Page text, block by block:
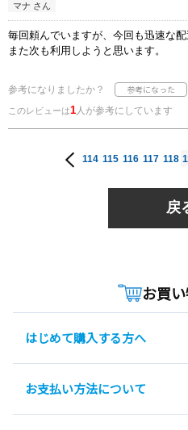
マナ さん
毎回頼んでいますが、今回も迅速な配
また次も利用しようと思います。
参考になりましたか？
このレビューは1人が参考にしています
114 115 116 117 118
戻
お買
はじめて購入する方へ
お支払い方法について